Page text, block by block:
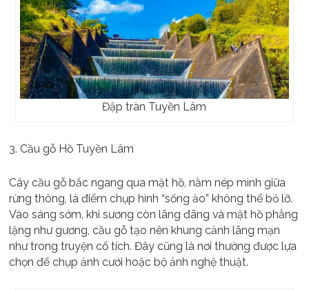
Đập tràn Tuyền Lâm
3. Cầu gỗ Hồ Tuyền Lâm
Cây cầu gỗ bắc ngang qua mặt hồ, nằm nép mình giữa
rừng thông, là điểm chụp hình “sống ảo” không thể bỏ lỡ.
Vào sáng sớm, khi sương còn lãng đãng và mặt hồ phẳng
lặng như gương, cầu gỗ tạo nên khung cảnh lãng mạn
như trong truyện cổ tích. Đây cũng là nơi thường được lựa
chọn để chụp ảnh cưới hoặc bộ ảnh nghệ thuật.